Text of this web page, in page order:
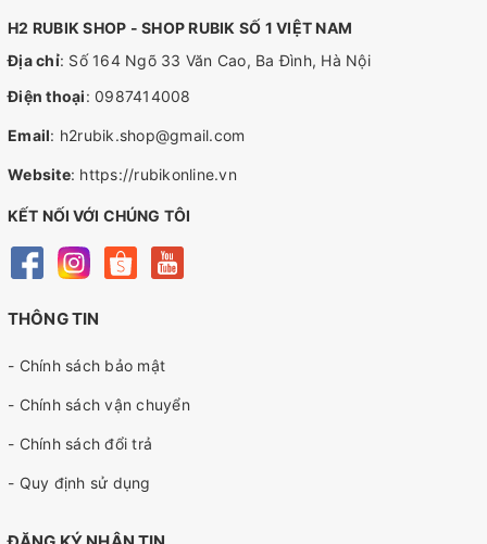
H2 RUBIK SHOP - SHOP RUBIK SỐ 1 VIỆT NAM
Địa chỉ: Số 164 Ngõ 33 Văn Cao, Ba Đình, Hà Nội
Điện thoại: 0987414008
Email: h2rubik.shop@gmail.com
Website: https://rubikonline.vn
KẾT NỐI VỚI CHÚNG TÔI
THÔNG TIN
- Chính sách bảo mật
- Chính sách vận chuyển
- Chính sách đổi trả
- Quy định sử dụng